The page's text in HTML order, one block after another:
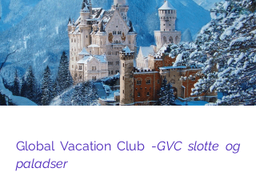
Global Vacation Club -GVC slotte og
paladser